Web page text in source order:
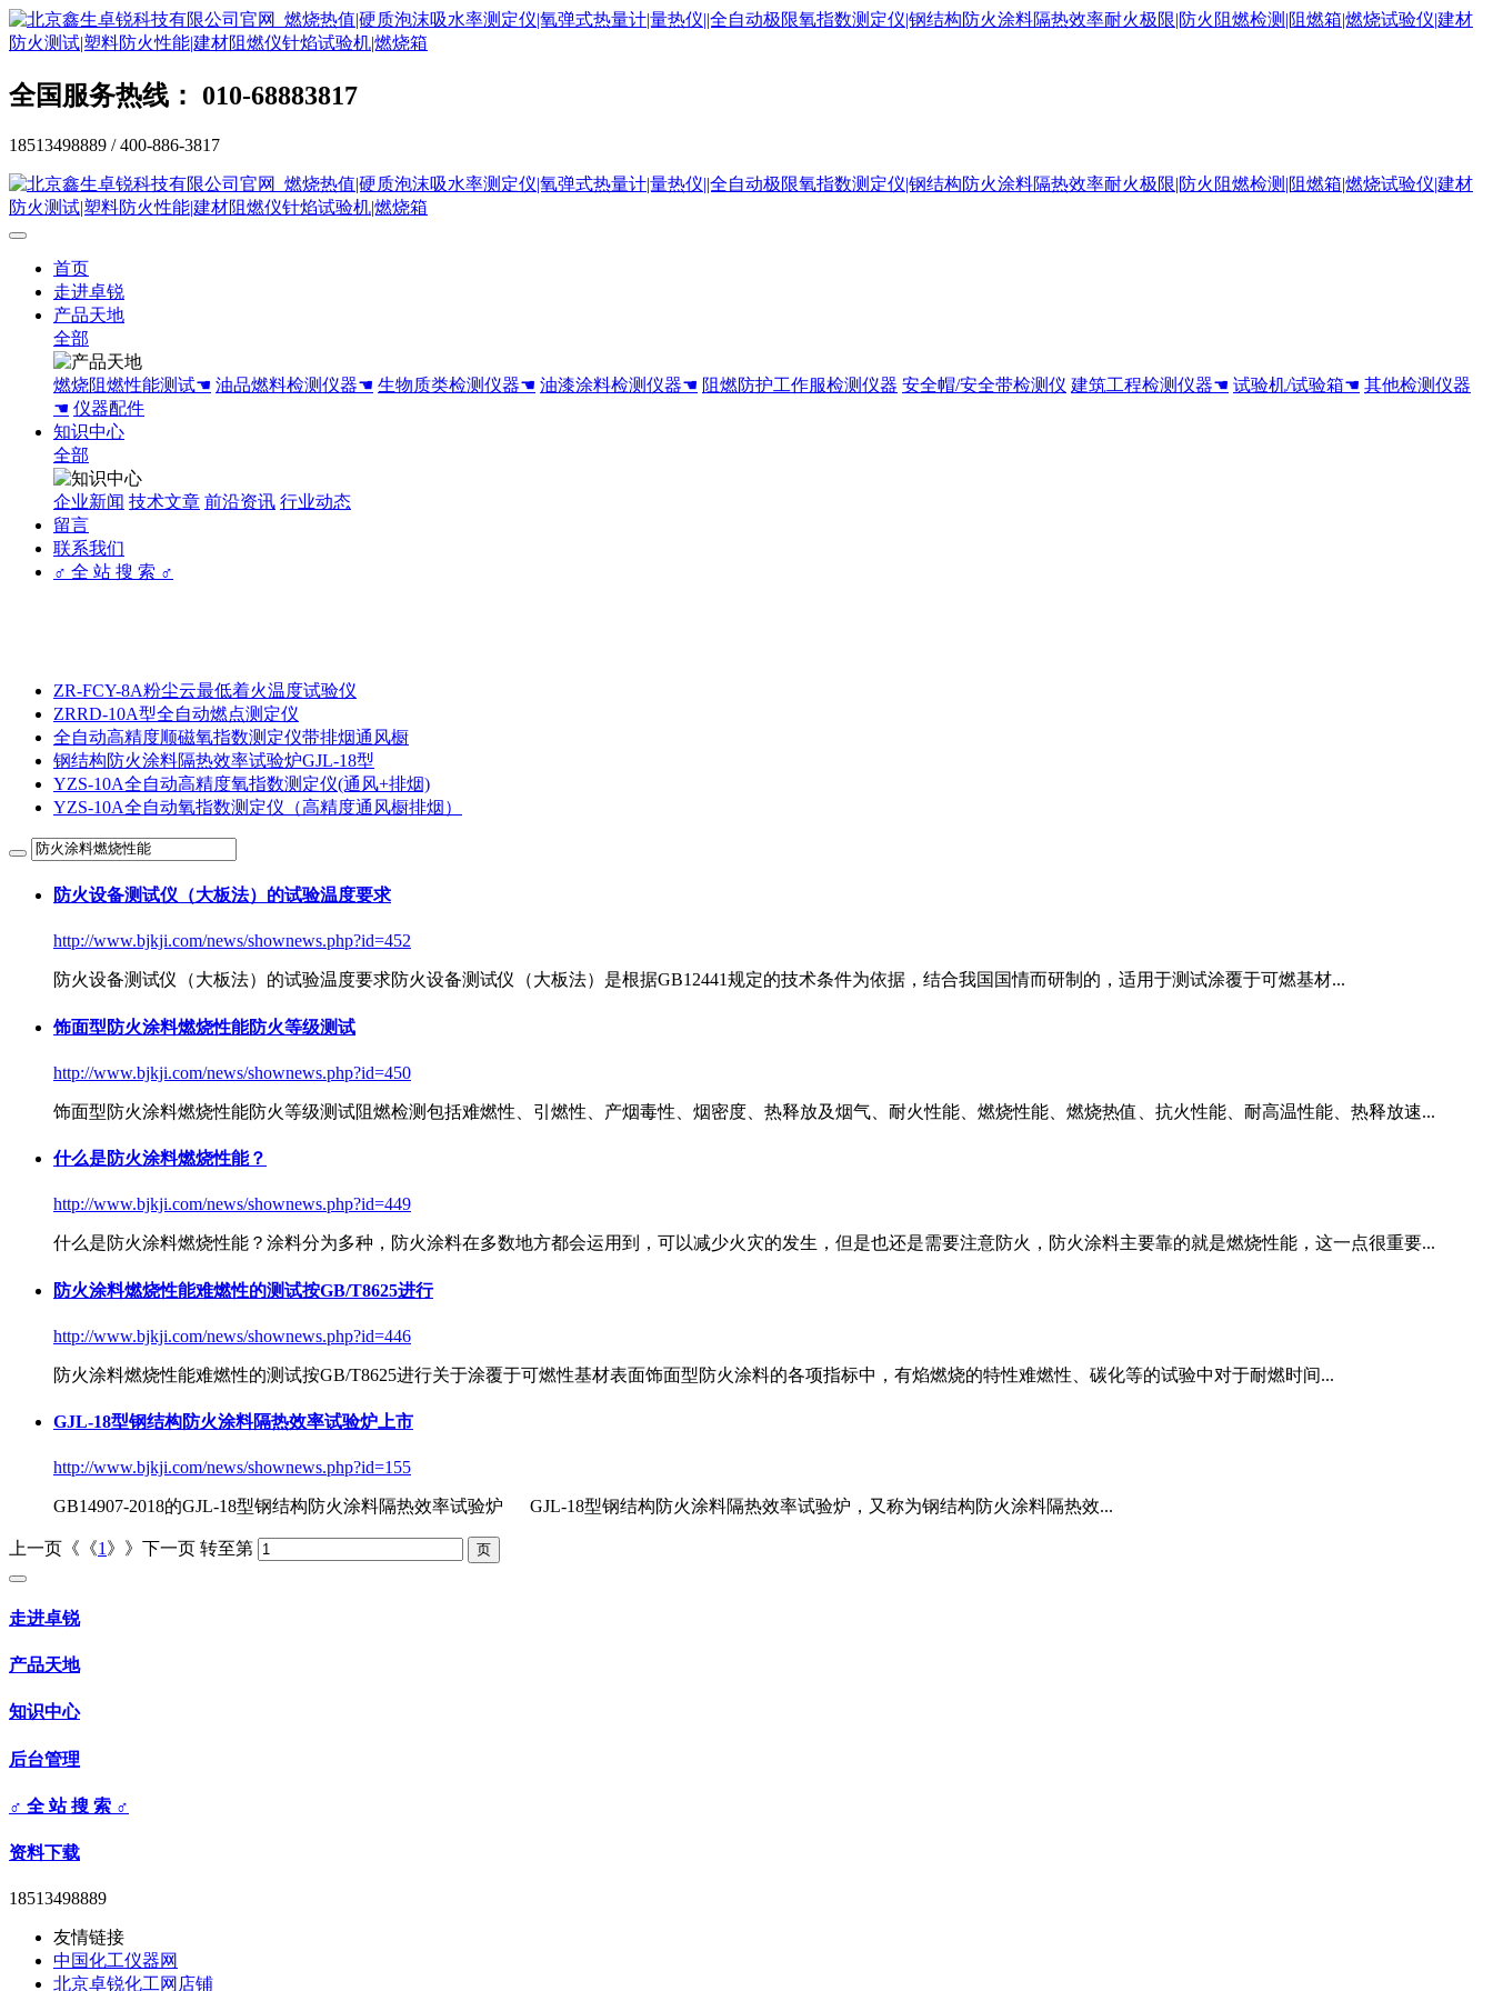
全国服务热线： 010-68883817
18513498889 / 400-886-3817
首页
走进卓锐
产品天地
全部
燃烧阻燃性能测试☚ 油品燃料检测仪器☚ 生物质类检测仪器☚ 油漆涂料检测仪器☚ 阻燃防护工作服检测仪器 安全帽/安全带检测仪 建筑工程检测仪器☚ 试验机/试验箱☚ 其他检测仪器
☚ 仪器配件
知识中心
全部
企业新闻 技术文章 前沿资讯 行业动态
留言
联系我们
♂ 全 站 搜 索 ♂
ZR-FCY-8A粉尘云最低着火温度试验仪
ZRRD-10A型全自动燃点测定仪
全自动高精度顺磁氧指数测定仪带排烟通风橱
钢结构防火涂料隔热效率试验炉GJL-18型
YZS-10A全自动高精度氧指数测定仪(通风+排烟)
YZS-10A全自动氧指数测定仪（高精度通风橱排烟）
防火设备测试仪（大板法）的试验温度要求
http://www.bjkji.com/news/shownews.php?id=452
防火设备测试仪（大板法）的试验温度要求防火设备测试仪（大板法）是根据GB12441规定的技术条件为依据，结合我国国情而研制的，适用于测试涂覆于可燃基材...
饰面型防火涂料燃烧性能防火等级测试
http://www.bjkji.com/news/shownews.php?id=450
饰面型防火涂料燃烧性能防火等级测试阻燃检测包括难燃性、引燃性、产烟毒性、烟密度、热释放及烟气、耐火性能、燃烧性能、燃烧热值、抗火性能、耐高温性能、热释放速...
什么是防火涂料燃烧性能？
http://www.bjkji.com/news/shownews.php?id=449
什么是防火涂料燃烧性能 ？涂料分为多种，防火涂料在多数地方都会运用到，可以减少火灾的发生，但是也还是需要注意防火，防火涂料主要靠的就是燃烧性能，这一点很重要...
防火涂料燃烧性能难燃性的测试按GB/T8625进行
http://www.bjkji.com/news/shownews.php?id=446
防火涂料燃烧性能难燃性的测试按GB/T8625进行关于涂覆于可燃性基材表面饰面型防火涂料的各项指标中，有焰燃烧的特性难燃性、碳化等的试验中对于耐燃时间...
GJL-18型钢结构防火涂料隔热效率试验炉上市
http://www.bjkji.com/news/shownews.php?id=155
GB14907-2018的GJL-18型钢结构防火涂料隔热效率试验炉 GJL-18型钢结构防火涂料隔热效率试验炉，又称为钢结构防火涂料隔热效...
上一页《《1》》下一页 转至第
走进卓锐
产品天地
知识中心
后台管理
♂ 全 站 搜 索 ♂
资料下载
18513498889
友情链接
中国化工仪器网
北京卓锐化工网店铺